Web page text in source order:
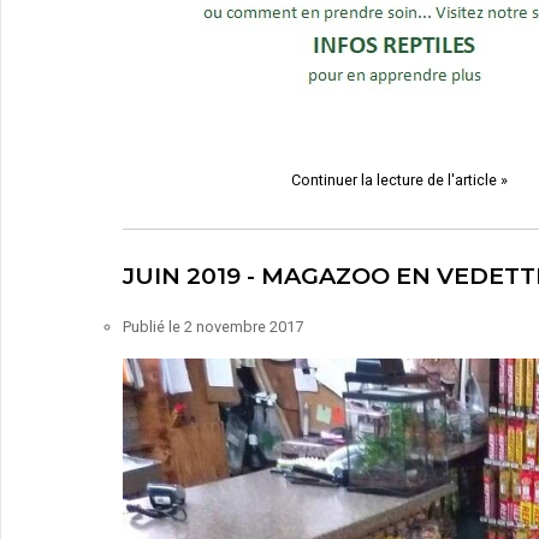
Continuer la lecture de l'article »
JUIN 2019 - MAGAZOO EN
Publié le 2 novembre 2017